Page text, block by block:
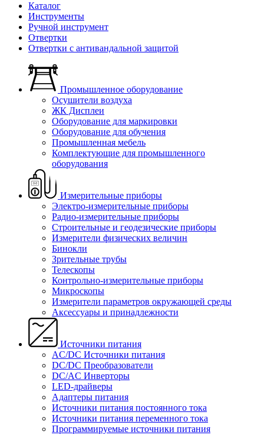
Каталог
Инструменты
Ручной инструмент
Отвертки
Отвертки с антивандальной защитой
Промышленное оборудование
Осушители воздуха
ЖК Дисплеи
Оборудование для маркировки
Оборудование для обучения
Промышленная мебель
Комплектующие для промышленного
оборудования
Измерительные приборы
Электро-измерительные приборы
Радио-измерительные приборы
Строительные и геодезические приборы
Измерители физических величин
Бинокли
Зрительные трубы
Телескопы
Контрольно-измерительные приборы
Микроскопы
Измерители параметров окружающей среды
Аксессуары и принадлежности
Источники питания
AC/DC Источники питания
DC/DC Преобразователи
DC/AC Инверторы
LED-драйверы
Адаптеры питания
Источники питания постоянного тока
Источники питания переменного тока
Программируемые источники питания